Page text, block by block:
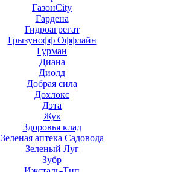
ГазонCity
Гардена
Гидроагрегат
Грызунофф Оффлайн
Гурман
Диана
Диолд
Добрая сила
Дохлокс
Дэта
Жук
Здоровья клад
Зеленая аптека Садовода
Зеленый Луг
Зубр